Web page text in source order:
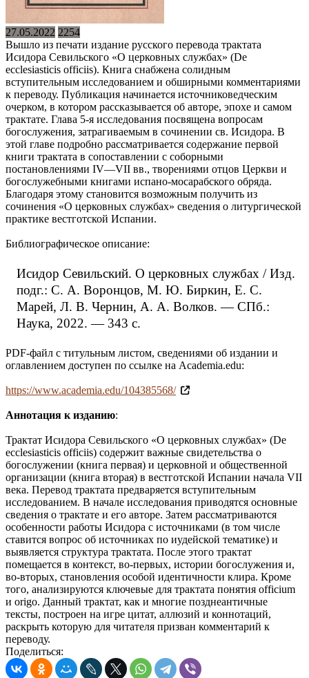
27.05.2022 2254
Вышло из печати издание русского перевода трактата
Исидора Севильского «О церковных службах» (De
ecclesiasticis officiis). Книга снабжена солидным
вступительным исследованием и обширными комментариями
к переводу. Публикация начинается источниковедческим
очерком, в котором рассказывается об авторе, эпохе и самом
трактате. Глава 5-я исследования посвящена вопросам
богослужения, затрагиваемым в сочинении св. Исидора. В
этой главе подробно рассматривается содержание первой
книги трактата в сопоставлении с соборными
постановлениями IV—VII вв., творениями отцов Церкви и
богослужебными книгами испано-мосарабского обряда.
Благодаря этому становится возможным получить из
сочинения «О церковных службах» сведения о литургической
практике вестготской Испании.
Библиографическое описание:
Исидор Севильский. О церковных службах / Изд.
подг.: С. А. Воронцов, М. Ю. Биркин, Е. С.
Марей, Л. В. Чернин, А. А. Волков. — СПб.:
Наука, 2022. — 343 с.
PDF-файл с титульным листом, сведениями об издании и
оглавлением доступен по ссылке на Academia.edu:
https://www.academia.edu/104385568/
Аннотация к изданию:
Трактат Исидора Севильского «О церковных службах» (De
ecclesiasticis officiis) содержит важные свидетельства о
богослужении (книга первая) и церковной и общественной
организации (книга вторая) в вестготской Испании начала VII
века. Перевод трактата предваряется вступительным
исследованием. В начале исследования приводятся основные
сведения о трактате и его авторе. Затем рассматриваются
особенности работы Исидора с источниками (в том числе
ставится вопрос об источниках по иудейской тематике) и
выявляется структура трактата. После этого трактат
помещается в контекст, во-первых, истории богослужения и,
во-вторых, становления особой идентичности клира. Кроме
того, анализируются ключевые для трактата понятия officium
и origo. Данный трактат, как и многие позднеантичные
тексты, построен на игре цитат, аллюзий и коннотаций,
раскрыть которую для читателя призван комментарий к
переводу.
Поделиться: